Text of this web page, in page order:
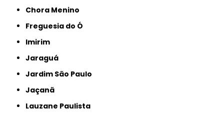
Chora Menino
Freguesia do Ó
Imirim
Jaraguá
Jardim São Paulo
Jaçanã
Lauzane Paulista